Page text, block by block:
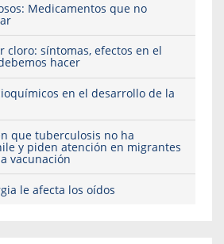
Medicamentos que no
cloro: síntomas, efectos en el
hacer
en el desarrollo de la
que tuberculosis no ha
y piden atención en migrantes
vacunación
le afecta los oídos